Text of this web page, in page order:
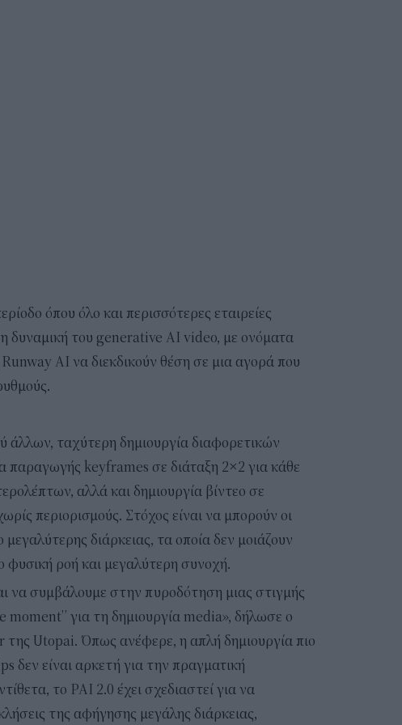
όπου όλο και περισσότερες εταιρείες
δυναμική του generative AI video, με ονόματα
AI να διεκδικούν θέση σε μια αγορά που
άλλων, ταχύτερη δημιουργία διαφορετικών
παραγωγής keyframes σε διάταξη 2×2 για κάθε
αλλά και δημιουργία βίντεο σε
περιορισμούς. Στόχος είναι να μπορούν οι
διάρκειας, τα οποία δεν μοιάζουν
φυσική ροή και μεγαλύτερη συνοχή.
να συμβάλουμε στην πυροδότηση μιας στιγμής
moment” για τη δημιουργία media», δήλωσε ο
Utopai. Όπως ανέφερε, η απλή δημιουργία πιο
δεν είναι αρκετή για την πραγματική
το PAI 2.0 έχει σχεδιαστεί για να
της αφήγησης μεγάλης διάρκειας,